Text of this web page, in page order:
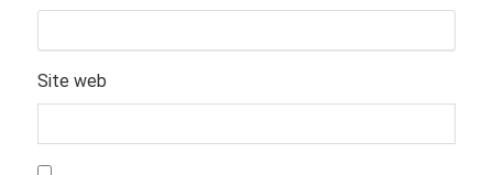
Site web